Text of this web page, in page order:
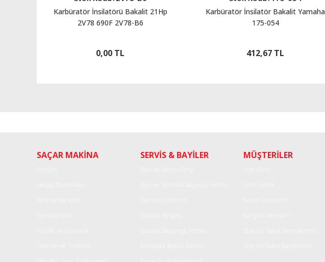
Karbüratör İnsilatörü Bakalit 21Hp
2V78 690F 2V78-B6
0,00 TL
Karbüratör İnsilatör Bakalit Yamaha
175-054
412,67 TL
SAÇAR MAKİNA SERVİS & BAYİLER MÜŞTERİLER